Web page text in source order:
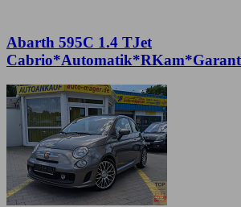
Abarth 595C 1.4 TJet